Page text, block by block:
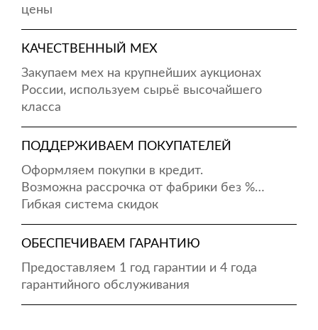
цены
КАЧЕСТВЕННЫЙ МЕХ
Закупаем мех на крупнейших аукционах
России, используем сырьё высочайшего
класса
ПОДДЕРЖИВАЕМ ПОКУПАТЕЛЕЙ
Оформляем покупки в кредит.
Возможна рассрочка от фабрики без %…
Гибкая система скидок
ОБЕСПЕЧИВАЕМ ГАРАНТИЮ
Предоставляем 1 год гарантии и 4 года
гарантийного обслуживания